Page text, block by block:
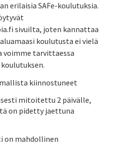
erilaisia SAFe-koulutuksia.
sivuilta, joten kannattaa
koulutusta ei vielä
tarvittaessa
mallista kiinnostuneet
mitoitettu 2 päivälle,
on pidetty jaettuna
on mahdollinen